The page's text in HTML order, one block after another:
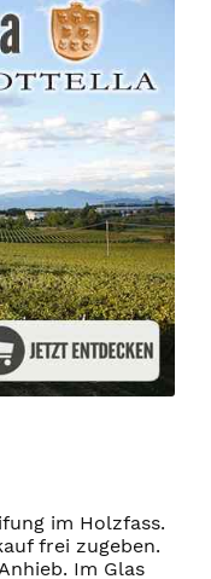
im Holzfass.
frei zugeben.
Im Glas